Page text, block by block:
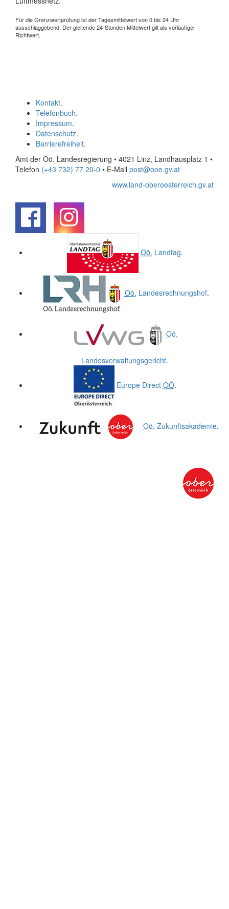
Für die Grenzwertprüfung ist der Tagesmittelwert von 0 bis 24 Uhr
ausschlaggebend. Der gleitende 24-Stunden Mittelwert gilt als vorläufiger
Richtwert.
Kontakt.
Telefonbuch.
Impressum.
Datenschutz.
Barrierefreiheit.
Amt der Oö. Landesregierung • 4021 Linz, Landhausplatz 1 •
Telefon (+43 732) 77 20-0 • E-Mail post@ooe.gv.at
www.land-oberoesterreich.gv.at
Oö. Landtag.
Oö. Landesrechnungshof.
Oö.
Landesverwaltungsgericht.
Europe Direct OÖ.
Oö. Zukunftsakademie.